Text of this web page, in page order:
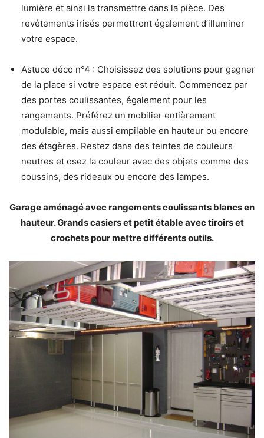
lumière et ainsi la transmettre dans la pièce. Des
revêtements irisés permettront également d’illuminer
votre espace.
Astuce déco n°4 : Choisissez des solutions pour gagner
de la place si votre espace est réduit. Commencez par
des portes coulissantes, également pour les
rangements. Préférez un mobilier entièrement
modulable, mais aussi empilable en hauteur ou encore
des étagères. Restez dans des teintes de couleurs
neutres et osez la couleur avec des objets comme des
coussins, des rideaux ou encore des lampes.
Garage aménagé avec rangements coulissants blancs en
hauteur. Grands casiers et petit étable avec tiroirs et
crochets pour mettre différents outils.